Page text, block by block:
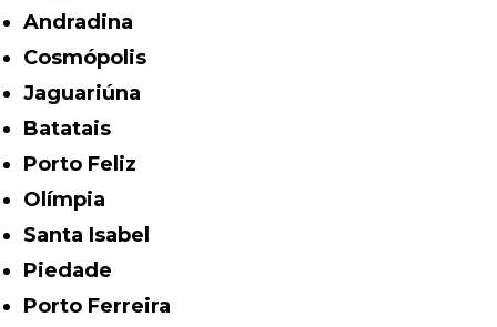
Andradina
Cosmópolis
Jaguariúna
Batatais
Porto Feliz
Olímpia
Santa Isabel
Piedade
Porto Ferreira